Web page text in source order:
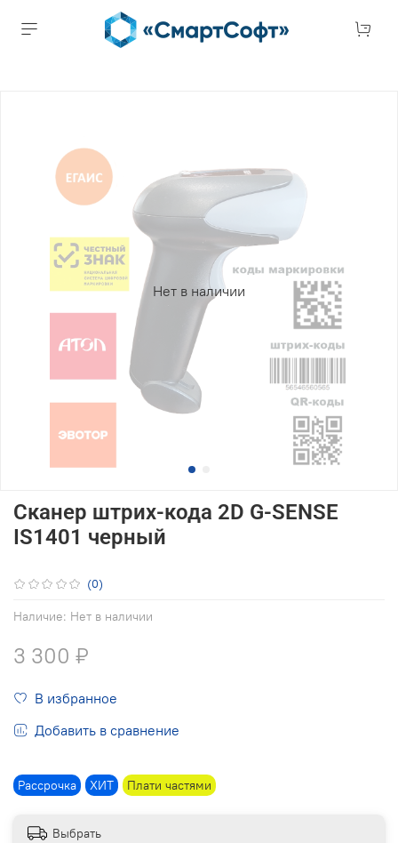
Нет в наличии
(0)
Наличие: Нет в наличии
Рассрочка ХИТ Плати частями
Сканер штрих-кода 2D G-SENSE
IS1401 черный
3 300 ₽
В избранное
Добавить в сравнение
Выбрать